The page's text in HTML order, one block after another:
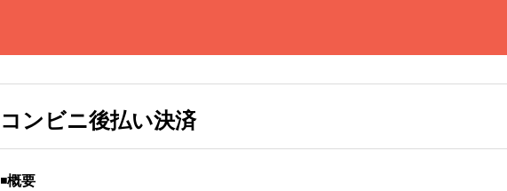
コンビニ後払い決済
◾️概要